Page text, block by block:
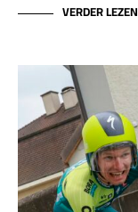
VERDER LEZEN